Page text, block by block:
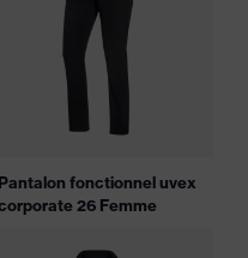
Pantalon fonctionnel uvex
26 Femme